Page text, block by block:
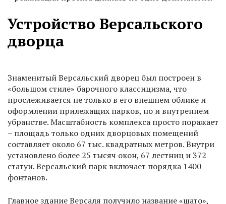
Устройство Версальского
дворца
Знаменитый Версальский дворец был построен в
«большом стиле» барочного классицизма, что
прослеживается не только в его внешнем облике и
оформлении прилежащих парков, но и внутреннем
убранстве. Масштабность комплекса просто поражает
– площадь только одних дворцовых помещений
составляет около 67 тыс. квадратных метров. Внутри
установлено более 25 тысяч окон, 67 лестниц и 372
статуи. Версальский парк включает порядка 1400
фонтанов.
Главное здание Версаля получило название «шато»,